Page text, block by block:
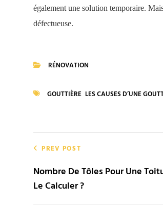
également une solution temporaire.
défectueuse.
RÉNOVATION
GOUTTIÈRE LES CAUSES D’UNE
Navigation
de
l’article
PREV POST
Nombre De Tôles Pour Une
Le Calculer ?